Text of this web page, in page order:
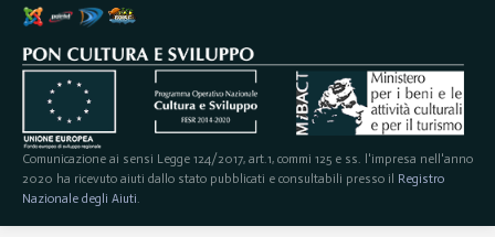
Comunicazione ai sensi Legge 124/2017, art.1, commi 125 e ss. l'impresa nell'anno
2020 ha ricevuto aiuti dallo stato pubblicati e consultabili presso il Registro
Nazionale degli Aiuti.